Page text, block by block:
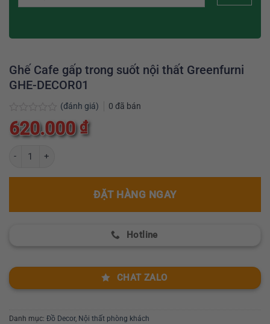
Ghế Cafe gấp trong suốt nội thất Greenfurni
GHE-DECOR01
Được
xếp
hạng
(đánh giá) 0 đã bán
620.000₫
ĐẶT HÀNG NGAY
Hotline
CHAT ZALO
Danh mục: Đồ Decor, Nội thất phòng khách